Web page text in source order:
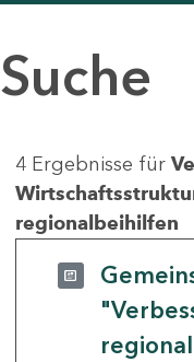
Suche
4 Ergebnisse für
regionalbeihilfen